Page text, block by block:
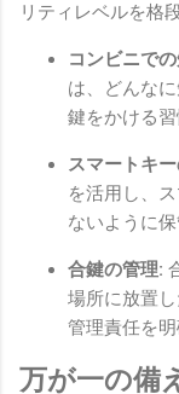
リティレベルを格
コンビニで
は、どんな
鍵をかける習
スマートキ
を活用し、
ないように
合鍵の管理:
場所に放置
管理責任を明
万が一の備